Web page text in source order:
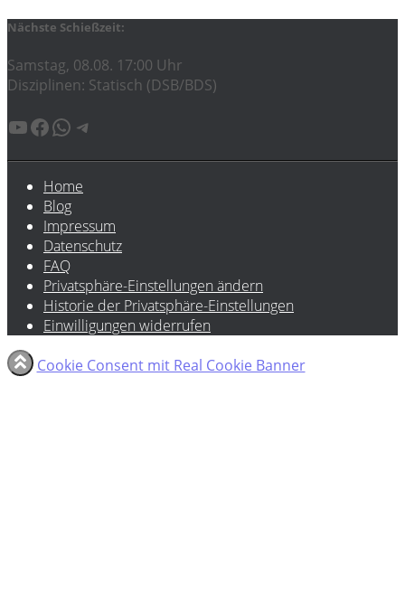
Nächste Schießzeit:
Samstag, 08.08. 17:00 Uhr
Disziplinen: Statisch (DSB/BDS)
YouTube
Facebook
WhatsApp
Telegram
Home
Blog
Impressum
Datenschutz
FAQ
Privatsphäre-Einstellungen ändern
Historie der Privatsphäre-Einstellungen
Einwilligungen widerrufen
Cookie Consent mit Real Cookie Banner